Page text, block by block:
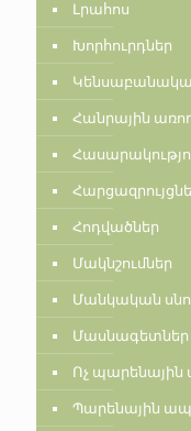
Լրահոս
Խորհուրդներ
Հանրային
Հոդվածներ
Մակնշումներ
Մանկական
Մասնագետներ
Ոչ
Պարենային